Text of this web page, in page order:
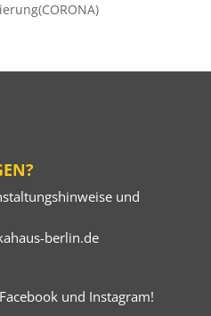
und
berlin.de
Facebookund Instagram!